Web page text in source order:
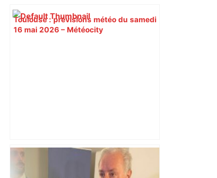
Toulouse : prévisions météo du samedi
16 mai 2026 – Météocity
Incendie dans un entrepôt de
traitement des déchets près de